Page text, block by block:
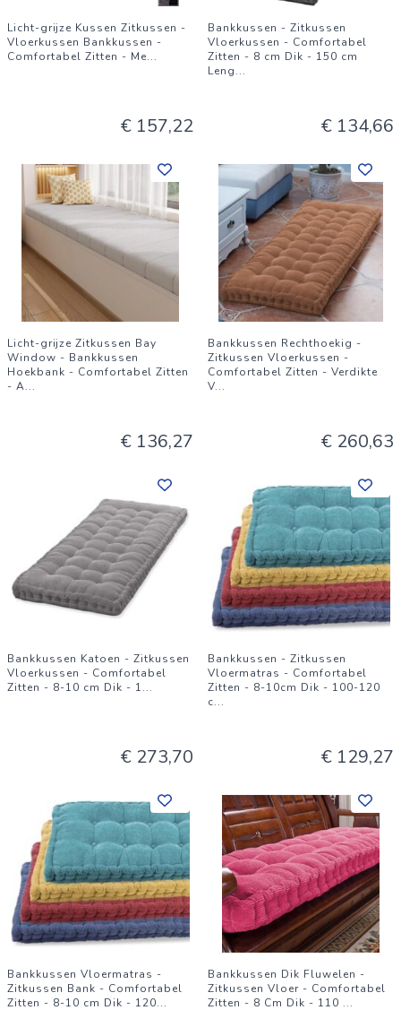
Licht-grijze Kussen Zitkussen -
Vloerkussen Bankkussen -
Comfortabel Zitten - Me...
€ 157,22
Bankkussen - Zitkussen
Vloerkussen - Comfortabel
Zitten - 8 cm Dik - 150 cm
Leng...
€ 134,66
Licht-grijze Zitkussen Bay
Window - Bankkussen
Hoekbank - Comfortabel Zitten
- A...
€ 136,27
Bankkussen Rechthoekig -
Zitkussen Vloerkussen -
Comfortabel Zitten - Verdikte
V...
€ 260,63
Bankkussen Katoen - Zitkussen
Vloerkussen - Comfortabel
Zitten - 8-10 cm Dik - 1...
€ 273,70
Bankkussen - Zitkussen
Vloermatras - Comfortabel
Zitten - 8-10cm Dik - 100-120
c...
€ 129,27
Bankkussen Vloermatras -
Zitkussen Bank - Comfortabel
Zitten - 8-10 cm Dik - 120...
Bankkussen Dik Fluwelen -
Zitkussen Vloer - Comfortabel
Zitten - 8 Cm Dik - 110 ...